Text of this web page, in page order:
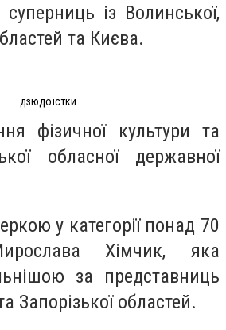
із Волинської,
та Києва.
дзюдоїстки
фізичної культури та
обласної державної
у категорії понад 70
Хімчик, яка
за представниць
Запорізької областей.